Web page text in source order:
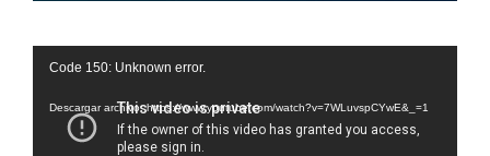
Reproductor
vídeo
Code 150: Unknown error.
Descargar archivo: https://www.youtube.com/watch?v=7WLuvspCYwE&_=1